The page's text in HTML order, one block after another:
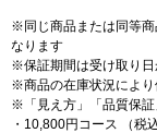
※同じ商品または同等商
なります
※保証期間は受け取り
※商品の在庫状況によ
※「見え方」「品質保
・10,800円コース （税